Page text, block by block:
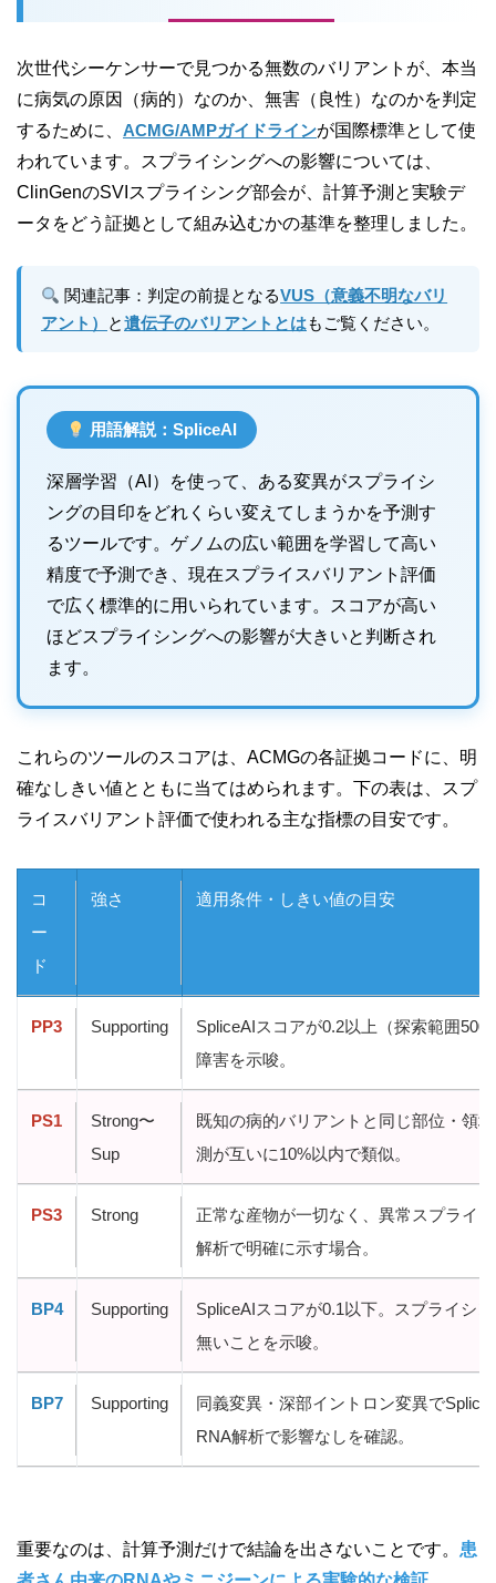
次世代シーケンサーで見つかる無数のバリアントが、本当
に病気の原因（病的）なのか、無害（良性）なのかを判定
するために、 ACMG/AMPガイドラインが国際標準として使
われています。スプライシングへの影響については、
ClinGenのSVIスプライシング部会が、計算予測と実験デ
ータをどう証拠として組み込むかの基準を整理しました。
関連記事：判定の前提となるVUS（意義不明なバリ
アント）
と遺伝子のバリアントとはもご覧ください。
用語解説：SpliceAI
深層学習（AI）を使って、ある変異がスプライシ
ングの目印をどれくらい変えてしまうかを予測す
るツールです。ゲノムの広い範囲を学習して高い
精度で予測でき、現在スプライスバリアント評価
で広く標準的に用いられています。スコアが高い
ほどスプライシングへの影響が大きいと判断され
ます。
これらのツールのスコアは、ACMGの各証拠コードに、明
確なしきい値とともに当てはめられます。下の表は、スプ
ライスバリアント評価で使われる主な指標の目安です。
コ
ー
ド
強さ 適用条件・しきい値の目安
PP3 Supporting
SpliceAIスコアが0.2以上（探索範囲
障害を示唆。
PS1
Strong〜
Sup
既知の病的バリアントと同じ部位・領
測が互いに10%以内で類似。
PS3 Strong
正常な産物が一切なく、異常スプライ
解析で明確に示す場合。
BP4 Supporting
SpliceAIスコアが0.1以下。スプライシ
無いことを示唆。
BP7 Supporting
同義変異・深部イントロン変異で
RNA解析で影響なしを確認。
重要なのは、計算予測だけで結論を出さないことです。 患